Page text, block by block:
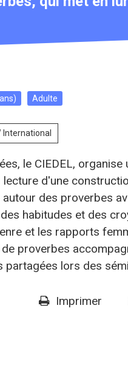
Adulte
le CIEDEL, organise
lecture d'une
des proverbes
habitudes et des
et les rapports
proverbes
partagées lors des
Imprimer